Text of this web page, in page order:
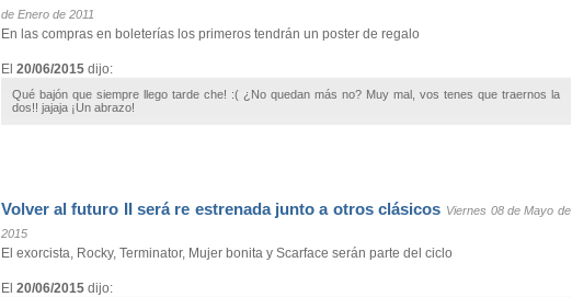
de Enero de 2011
En las compras en boleterías los primeros tendrán un poster de regalo
El 20/06/2015dijo:
Qué bajón que siempre llego tarde che! :( ¿No quedan más no? Muy mal, vos tenes que traernos la
dos!! jajaja ¡Un abrazo!
Volver al futuro II será re estrenada junto a otros clásicos Viernes 08 de Mayo de
2015
El exorcista, Rocky, Terminator, Mujer bonita y Scarface serán parte del ciclo
El 20/06/2015dijo: